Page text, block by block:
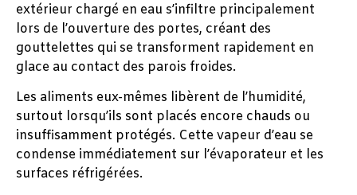
extérieur chargé en eau s’infiltre principalement
lors de l’ouverture des portes, créant des
gouttelettes qui se transforment rapidement en
glace au contact des parois froides.
Les aliments eux-mêmes libèrent de l’humidité,
surtout lorsqu’ils sont placés encore chauds ou
insuffisamment protégés. Cette vapeur d’eau se
condense immédiatement sur l’évaporateur et les
surfaces réfrigérées.